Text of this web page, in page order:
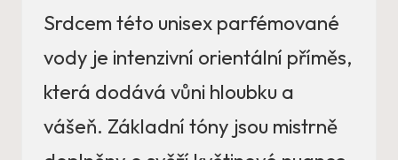
Srdcem této unisex parfémované
vody je intenzivní orientální příměs,
která dodává vůni hloubku a
vášeň. Základní tóny jsou mistrně